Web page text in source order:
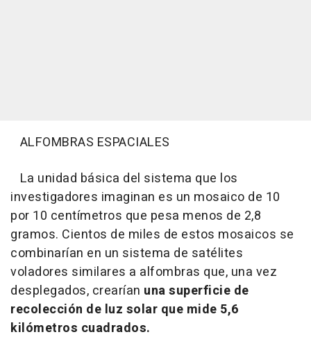
ALFOMBRAS ESPACIALES
La unidad básica del sistema que los
investigadores imaginan es un mosaico de 10
por 10 centímetros que pesa menos de 2,8
gramos. Cientos de miles de estos mosaicos se
combinarían en un sistema de satélites
voladores similares a alfombras que, una vez
desplegados, crearían una superficie de
recolección de luz solar que mide 5,6
kilómetros cuadrados.